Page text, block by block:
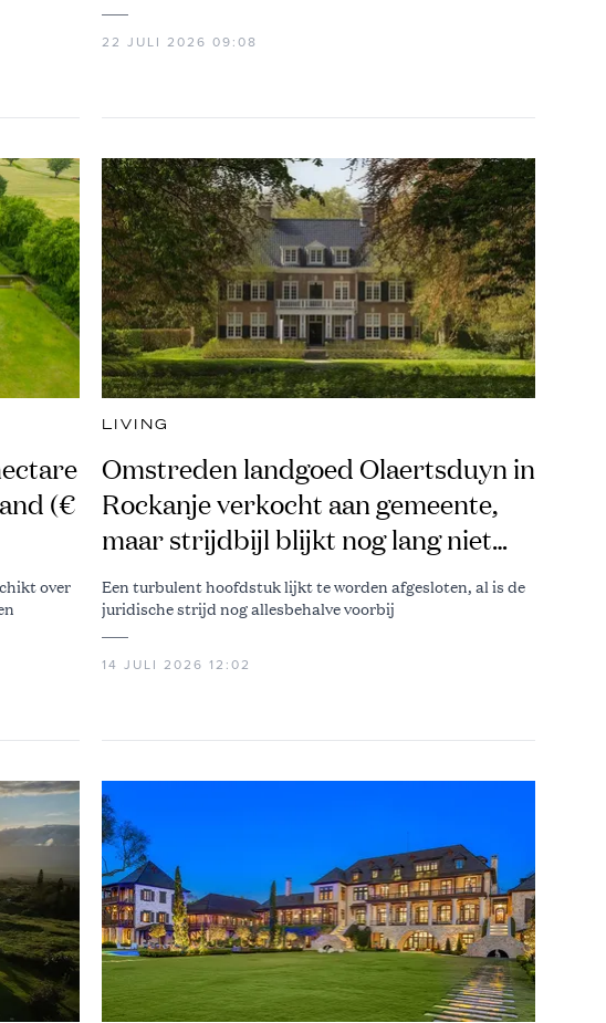
22 JULI 2026 09:08
(€
over
LIVING
Omstreden landgoed Olaertsduyn in
Rockanje verkocht aan gemeente,
maar strijdbijl blijkt nog lang niet
begraven
Een turbulent hoofdstuk lijkt te worden afgesloten, al is de
juridische strijd nog allesbehalve voorbij
14 JULI 2026 12:02